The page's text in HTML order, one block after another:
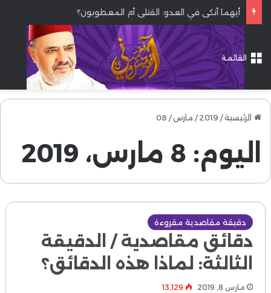
أيهما أنكى في العدو: القتلى أم المعطوبون؟
القائمة
الرئيسية/
2019
/ مارس/
08
اليوم: 8 مارس، 2019
دقيقة مقاصدية مقروءة
دقائق مقاصدية / الدقيقة
الثالثة: لماذا هذه الدقائق؟
مارس 8, 2019 13٬129